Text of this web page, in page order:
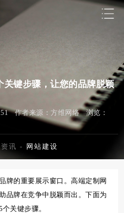
关键步骤，让您的品牌脱颖
作者来源：方维网络 浏览：
讯 - 网站建设
牌的重要展示窗口。高端定制网
品牌在竞争中脱颖而出。下面为
关键步骤。